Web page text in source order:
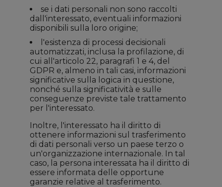
se i dati personali non sono raccolti
dall'interessato, eventuali informazioni
disponibili sulla loro origine;
l'esistenza di processi decisionali
automatizzati, inclusa la profilazione, di
cui all'articolo 22, paragrafi 1 e 4, del
GDPR e, almeno in tali casi, informazioni
significative sulla logica in questione,
nonché sulla significatività e sulle
conseguenze previste tale trattamento
per l'interessato.
Inoltre, l'interessato ha il diritto di
ottenere informazioni sul trasferimento
di dati personali verso un paese terzo o
un'organizzazione internazionale. In tal
caso, la persona interessata ha il diritto di
essere informata delle opportune
garanzie relative al trasferimento.